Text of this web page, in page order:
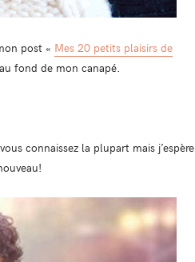
post « Mes 20 petits plaisirs de
fond de mon canapé.
connaissez la plupart mais j’espère